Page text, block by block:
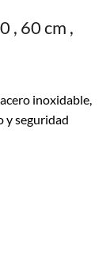
, 60 cm ,
inoxidable,
y seguridad